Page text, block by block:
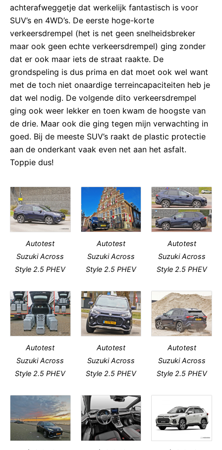
achterafweggetje dat werkelijk fantastisch is voor
SUV’s en 4WD’s. De eerste hoge-korte
verkeersdrempel (het is net geen snelheidsbreker
maar ook geen echte verkeersdrempel) ging zonder
dat er ook maar iets de straat raakte. De
grondspeling is dus prima en dat moet ook wel want
met de toch niet onaardige terreincapaciteiten heb je
dat wel nodig. De volgende dito verkeersdrempel
ging ook weer lekker en toen kwam de hoogste van
de drie. Maar ook die ging tegen mijn verwachting in
goed. Bij de meeste SUV’s raakt de plastic protectie
aan de onderkant vaak even net aan het asfalt.
Toppie dus!
Autotest
Suzuki Across
Style 2.5 PHEV
Autotest
Suzuki Across
Style 2.5 PHEV
Autotest
Suzuki Across
Style 2.5 PHEV
Autotest
Suzuki Across
Style 2.5 PHEV
Autotest
Suzuki Across
Style 2.5 PHEV
Autotest
Suzuki Across
Style 2.5 PHEV